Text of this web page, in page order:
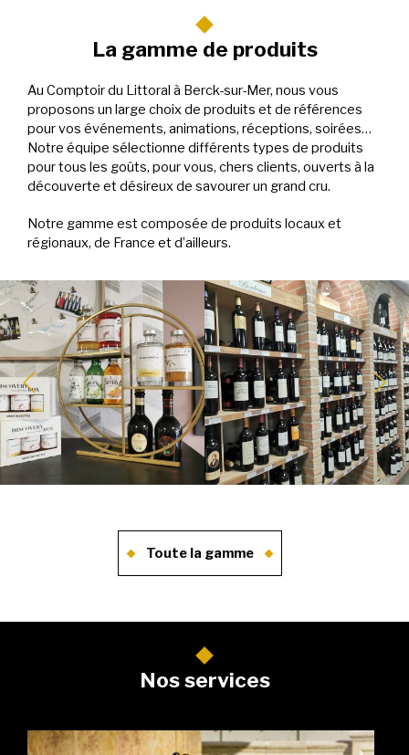
La gamme de produits
Au Comptoir du Littoral à Berck-sur-Mer, nous vous
proposons un large choix de produits et de références
pour vos événements, animations, réceptions, soirées…
Notre équipe sélectionne différents types de produits
pour tous les goûts, pour vous, chers clients, ouverts à la
découverte et désireux de savourer un grand cru.
Notre gamme est composée de produits locaux et
régionaux, de France et d’ailleurs.
Toute la gamme
Nos services